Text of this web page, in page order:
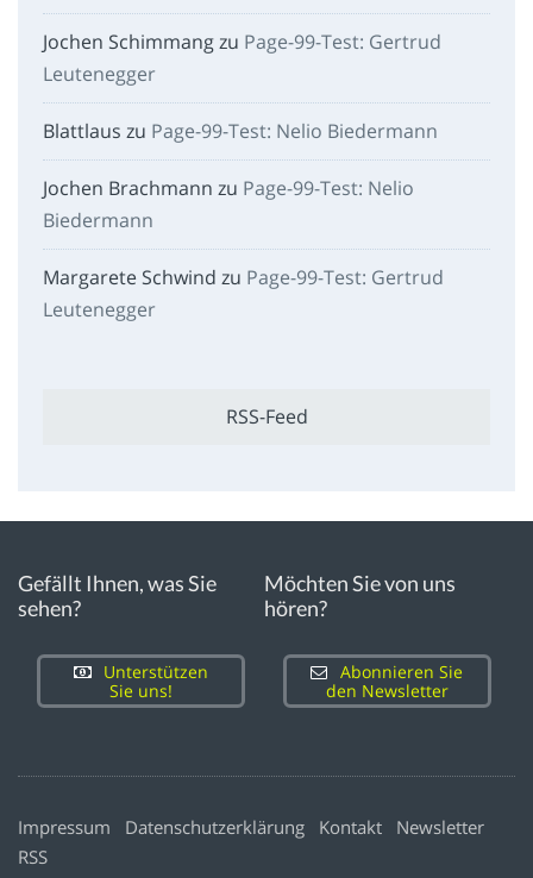
Jochen Schimmangzu Page-99-Test: Gertrud
Leutenegger
Blattlaus zu Page-99-Test: Nelio Biedermann
Jochen Brachmann zu Page-99-Test: Nelio
Biedermann
Margarete Schwind zu Page-99-Test: Gertrud
Leutenegger
RSS-Feed
Gefällt Ihnen, was Sie
sehen?
Unterstützen
Sie uns!
Möchten Sie von uns
hören?
Abonnieren Sie
den Newsletter
Impressum Datenschutzerklärung Kontakt
Newsletter
RSS